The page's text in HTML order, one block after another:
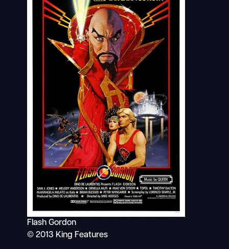
Flash Gordon
© 2013 King Features